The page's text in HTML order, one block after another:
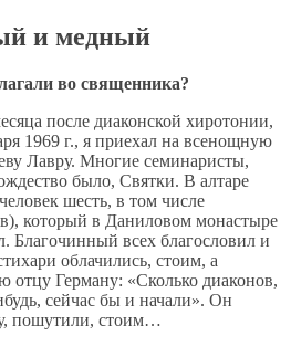
и медный
во священника?
после диаконской хиротонии,
1969 г., я приехал на всенощную
Лавру. Многие семинаристы,
было, Святки. В алтаре
шесть, в том числе
который в Даниловом монастыре
Благочинный всех благословил и
облачились, стоим, а
отцу Герману: «Сколько диаконов,
сейчас бы и начали». Он
пошутили, стоим…